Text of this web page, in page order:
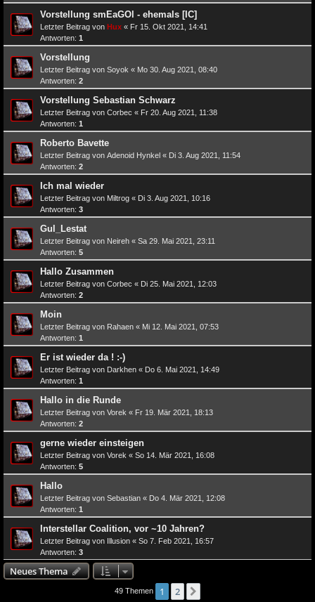
Vorstellung smEaGOl - ehemals [IC]
Letzter Beitrag von Hux « Fr 15. Okt 2021, 14:41
Antworten: 1
Vorstellung
Letzter Beitrag von Soyok « Mo 30. Aug 2021, 08:40
Antworten: 2
Vorstellung Sebastian Schwarz
Letzter Beitrag von Corbec « Fr 20. Aug 2021, 11:38
Antworten: 1
Roberto Bavette
Letzter Beitrag von Adenoid Hynkel « Di 3. Aug 2021, 11:54
Antworten: 2
Ich mal wieder
Letzter Beitrag von Miltrog « Di 3. Aug 2021, 10:16
Antworten: 3
Gul_Lestat
Letzter Beitrag von Neireh « Sa 29. Mai 2021, 23:11
Antworten: 5
Hallo Zusammen
Letzter Beitrag von Corbec « Di 25. Mai 2021, 12:03
Antworten: 2
Moin
Letzter Beitrag von Rahaen « Mi 12. Mai 2021, 07:53
Antworten: 1
Er ist wieder da ! :-)
Letzter Beitrag von Darkhen « Do 6. Mai 2021, 14:49
Antworten: 1
Hallo in die Runde
Letzter Beitrag von Vorek « Fr 19. Mär 2021, 18:13
Antworten: 2
gerne wieder einsteigen
Letzter Beitrag von Vorek « So 14. Mär 2021, 16:08
Antworten: 5
Hallo
Letzter Beitrag von Sebastian « Do 4. Mär 2021, 12:08
Antworten: 1
Interstellar Coalition, vor ~10 Jahren?
Letzter Beitrag von Illusion « So 7. Feb 2021, 16:57
Antworten: 3
Neues Thema
49 Themen 1 2